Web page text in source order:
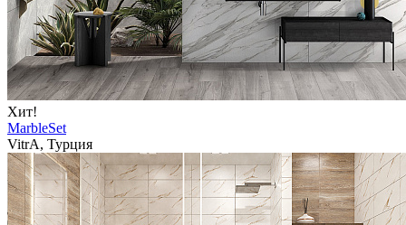
Хит!
MarbleSet
VitrA, Турция